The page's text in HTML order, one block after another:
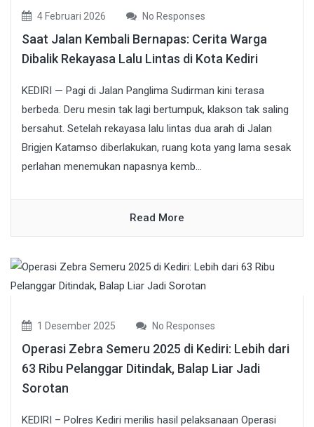
4 Februari 2026 No Responses
Saat Jalan Kembali Bernapas: Cerita Warga
Dibalik Rekayasa Lalu Lintas di Kota Kediri
KEDIRI — Pagi di Jalan Panglima Sudirman kini terasa
berbeda. Deru mesin tak lagi bertumpuk, klakson tak saling
bersahut. Setelah rekayasa lalu lintas dua arah di Jalan
Brigjen Katamso diberlakukan, ruang kota yang lama sesak
perlahan menemukan napasnya kemb...
Read More
1 Desember 2025 No Responses
Operasi Zebra Semeru 2025 di Kediri: Lebih dari
63 Ribu Pelanggar Ditindak, Balap Liar Jadi
Sorotan
KEDIRI – Polres Kediri merilis hasil pelaksanaan Operasi